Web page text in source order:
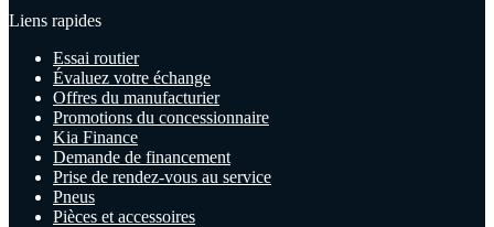
Liens rapides
Essai routier
Évaluez votre échange
Offres du manufacturier
Promotions du concessionnaire
Kia Finance
Demande de financement
Prise de rendez-vous au service
Pneus
Pièces et accessoires